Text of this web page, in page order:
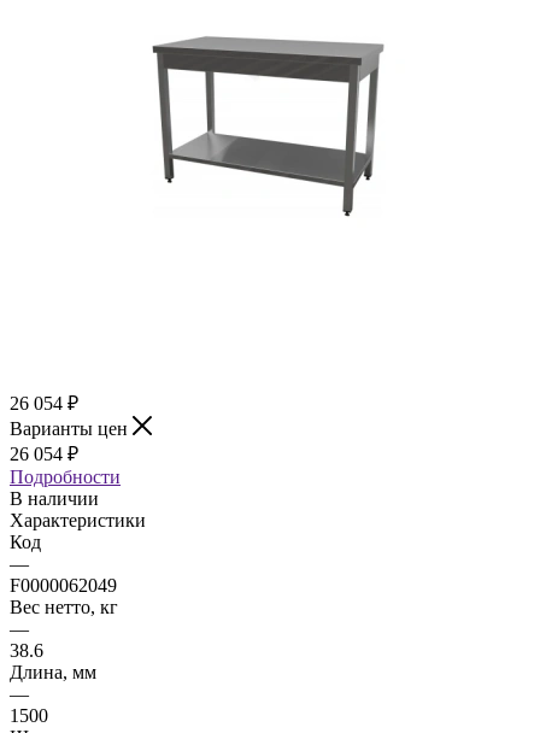
26 054 ₽
Варианты цен
26 054 ₽
Подробности
В наличии
Характеристики
Код
—
F0000062049
Вес нетто, кг
—
38.6
Длина, мм
—
1500